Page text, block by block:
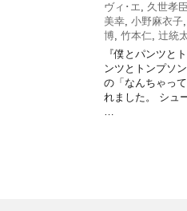
ヴィ･エ
久世孝臣
美幸 小野麻衣子
博 竹本仁 辻統
『僕とパンツと
ンツとトンプソ
の「なんちゃっ
れました。 シュ